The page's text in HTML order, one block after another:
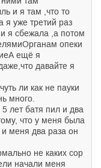
и я там ,что то
я уже третий раз
я сбежала ,а потом
опеки
ещё я
давайте я
ли как не пауки
много.
лет батя пил и два
что у меня была
и меня два раза он
не каких сор
начали меня